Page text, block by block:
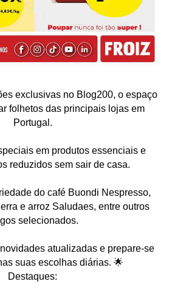
exclusivas no Blog200, o espaço
folhetos das principais lojas em
Portugal.
em produtos essenciais e
reduzidos sem sair de casa.
do café Buondi Nespresso,
e arroz Saludaes, entre outros
selecionados.
atualizadas e prepare-se
suas escolhas diárias. 🌟
Destaques: